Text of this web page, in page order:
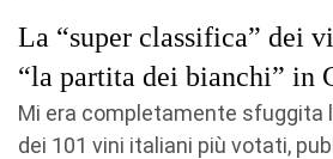
La “super classifica” dei
“la partita dei bianchi” in
Mi era completamente sfuggita
dei 101 vini italiani più votati,